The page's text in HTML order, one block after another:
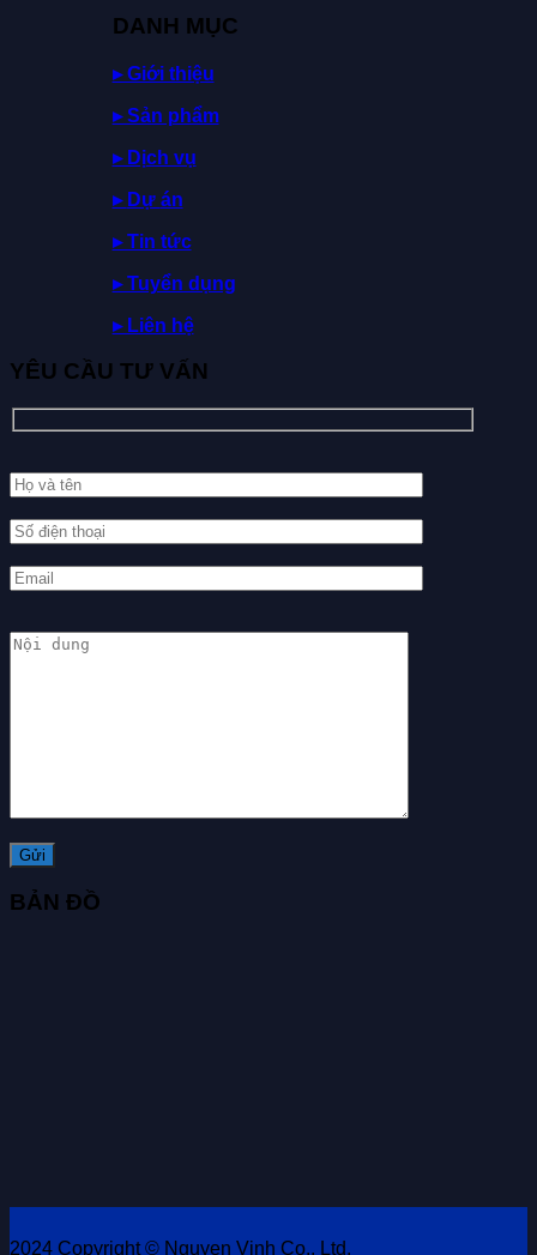
DANH MỤC
▸ Giới thiệu
▸ Sản phẩm
▸ Dịch vụ
▸ Dự án
▸ Tin tức
▸ Tuyển dụng
▸ Liên hệ
YÊU CẦU TƯ VẤN
BẢN ĐỒ
2024 Copyright © Nguyen Vinh Co., Ltd.